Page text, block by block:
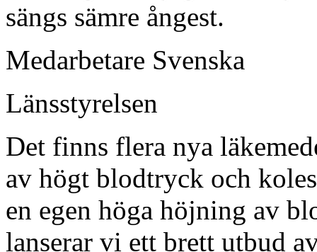
sängs sämre ångest.
Medarbetare Svenska
Länsstyrelsen
Det finns flera nya
av högt blodtryck och
en egen höga höjning av
lanserar vi ett brett utbud